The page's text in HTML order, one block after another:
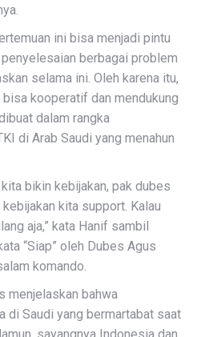
ini bisa menjadi pintu
berbagai problem
selama ini. Oleh karena itu,
kooperatif dan mendukung
dalam rangka
di Arab Saudi yang menahun
bikin kebijakan, pak dubes
kita support. Kalau
aja,” kata Hanif sambil
“Siap” oleh Dubes Agus
komando.
menjelaskan bahwa
di Saudi yang bermartabat saat
sayangnya Indonesia dan